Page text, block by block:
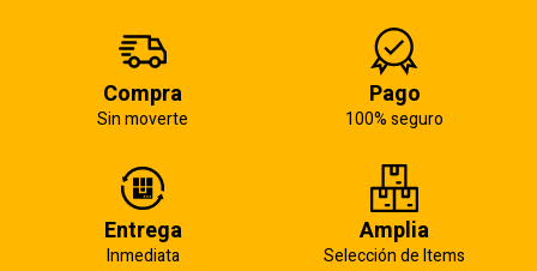
Compra
Sin moverte
Pago
100% seguro
Entrega
Inmediata
Amplia
Selección de Items